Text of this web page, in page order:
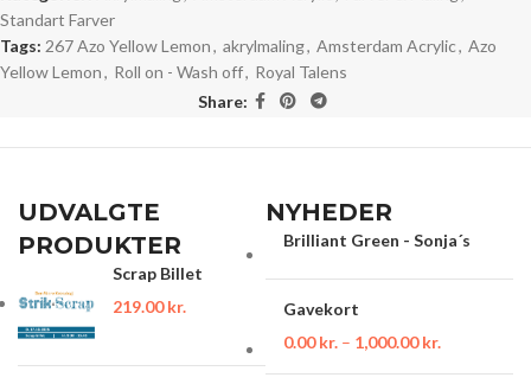
Standart Farver
Tags: 267 Azo Yellow Lemon, akrylmaling, Amsterdam Acrylic, Azo
Yellow Lemon, Roll on - Wash off, Royal Talens
Share:
UDVALGTE
PRODUKTER
Scrap Billet
219.00kr.
NYHEDER
Brilliant Green - Sonja´s
Gavekort
0.00kr. – 1,000.00kr.